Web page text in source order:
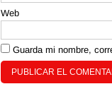
Web
Guarda mi nombre,